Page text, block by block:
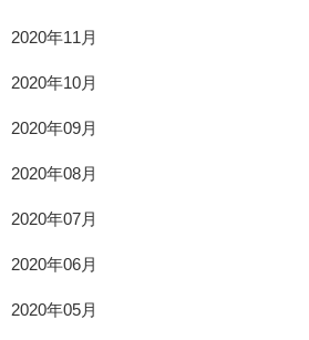
2020年11月
2020年10月
2020年09月
2020年08月
2020年07月
2020年06月
2020年05月